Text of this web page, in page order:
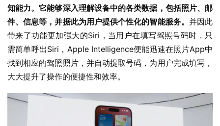
知能力。它能够深入理解设备中的各类数据，包括照片、邮
件、信息等，并据此为用户提供个性化的智能服务。 并因此
带来了功能更加强大的Siri，当用户在填写驾照号码时，只
需简单呼出Siri，Apple Intelligence便能迅速在照片App中
找到相应的驾照照片，并自动提取号码，为用户完成填写，
大大提升了操作的便捷性和效率。